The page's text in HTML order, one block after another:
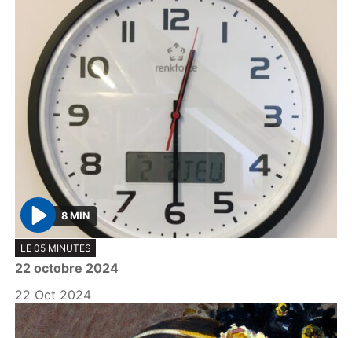
P
l
a
y
8 MIN
LE 05 MINUTES
22 octobre 2024
22 Oct 2024